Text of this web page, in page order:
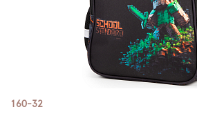
160-32